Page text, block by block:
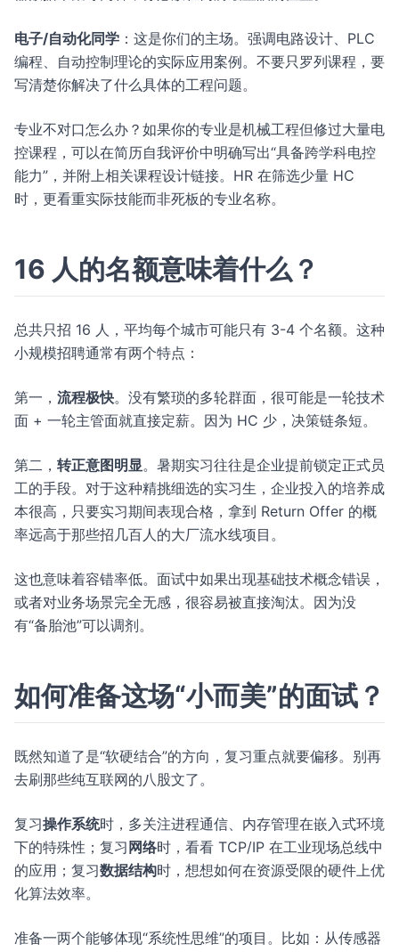
电子/自动化同学 ：这是你们的主场。强调电路设计、PLC
编程、自动控制理论的实际应用案例。不要只罗列课程，要
写清楚你解决了什么具体的工程问题。
专业不对口怎么办？如果你的专业是机械工程但修过大量电
控课程，可以在简历自我评价中明确写出“具备跨学科电控
能力”，并附上相关课程设计链接。HR 在筛选少量 HC
时，更看重实际技能而非死板的专业名称。
16 人的名额意味着什么？
总共只招 16 人，平均每个城市可能只有 3-4 个名额。这种
小规模招聘通常有两个特点：
第一， 流程极快。没有繁琐的多轮群面，很可能是一轮技术
面 + 一轮主管面就直接定薪。因为 HC 少，决策链条短。
第二， 转正意图明显。暑期实习往往是企业提前锁定正式员
工的手段。对于这种精挑细选的实习生，企业投入的培养成
本很高，只要实习期间表现合格，拿到 Return Offer 的概
率远高于那些招几百人的大厂流水线项目。
这也意味着容错率低。面试中如果出现基础技术概念错误，
或者对业务场景完全无感，很容易被直接淘汰。因为没
有“备胎池”可以调剂。
如何准备这场“小而美”的面试？
既然知道了是“软硬结合”的方向，复习重点就要偏移。别再
去刷那些纯互联网的八股文了。
复习操作系统时，多关注进程通信、内存管理在嵌入式环境
下的特殊性；复习 网络时，看看 TCP/IP 在工业现场总线中
的应用；复习数据结构时，想想如何在资源受限的硬件上优
化算法效率。
准备一两个能够体现“系统性思维”的项目。比如：从传感器